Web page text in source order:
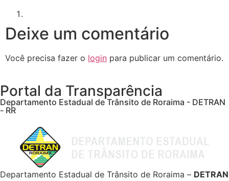
Deixe um comentário
Você precisa fazer o login para publicar um comentário.
Portal da Transparência
Departamento Estadual de Trânsito de Roraima - DETRAN
- RR
Departamento Estadual de Trânsito de Roraima – DETRAN